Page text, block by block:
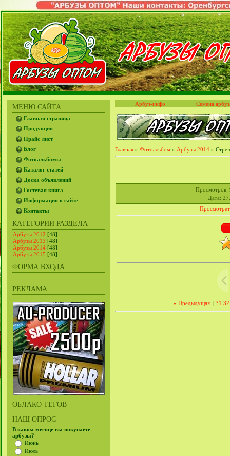
МЕНЮ САЙТА
Главная страница
Продукция
Прайс лист
Блог
Фотоальбомы
Каталог статей
Доска объявлений
Гостевая книга
Информация о сайте
Контакты
КАТЕГОРИИ РАЗДЕЛА
Арбузы 2012 [48]
Арбузы 2013 [48]
Арбузы 2014 [48]
Арбузы 2015 [48]
ФОРМА ВХОДА
РЕКЛАМА
ОБЛАКО ТЕГОВ
НАШ ОПРОС
В каком месяце вы покупаете
арбузы?
Июнь
Июль
Арбуз-инфо Семена
Главная » Фотоальбом » Арбузы 2014 »
Просмотров:
Дата:
« Предыдущая | 31 32